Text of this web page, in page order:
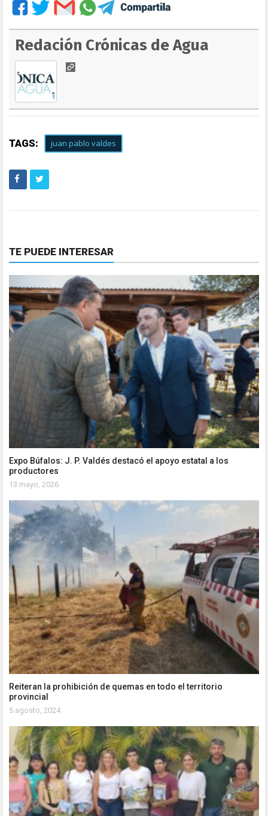
Redación Crónicas de Agua
TAGS: juan pablo valdes
TE PUEDE INTERESAR
Expo Búfalos: J. P. Valdés destacó el apoyo estatal a los
productores
13 mayo, 2026
Reiteran la prohibición de quemas en todo el territorio
provincial
5 agosto, 2024